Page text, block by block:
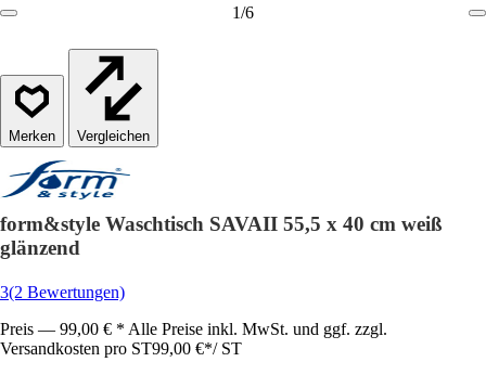
1/6
Vergleichen
form&style Waschtisch SAVAII 55,5 x 40 cm weiß
glänzend
3(2 Bewertungen)
Preis — 99,00 € * Alle Preise inkl. MwSt. und ggf. zzgl.
Versandkosten pro ST99,00 €*/ ST